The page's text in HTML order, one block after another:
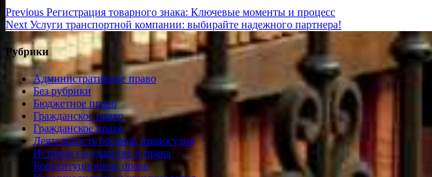
Навигация
по
записям
Previous Previous
post:
Регистрация товарного знака: Ключевые моменты и процесс
Next Next
post:
Услуги транспортной компании: выбирайте надежного партнера!
Рубрики
Административное право
Без рубрики
Бюджетное право
Гражданское право
Гражданское право
Деятельность органов правосудия
История государства и права
Конституционное право